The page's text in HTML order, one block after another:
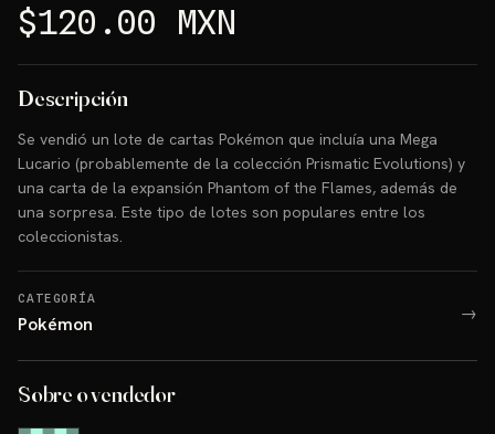
$120.00 MXN
Descripción
Se vendió un lote de cartas Pokémon que incluía una Mega
Lucario (probablemente de la colección Prismatic Evolutions) y
una carta de la expansión Phantom of the Flames, además de
una sorpresa. Este tipo de lotes son populares entre los
coleccionistas.
CATEGORÍA
Pokémon →
Sobre o vendedor